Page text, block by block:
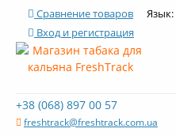
Сравнение товаров Язык:
Вход и регистрация
+38 (068) 897 00 57
freshtrack@freshtrack.com.ua